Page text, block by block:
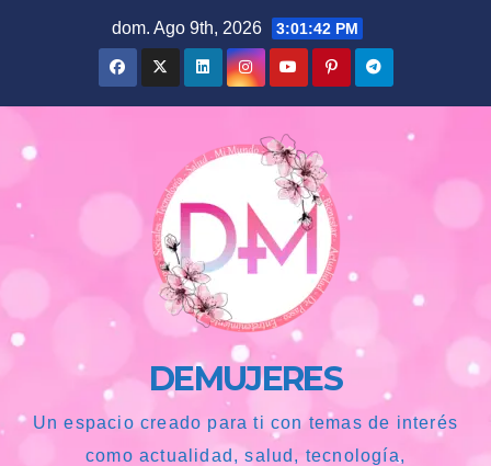
dom. Ago 9th, 2026 3:01:43 PM
DEMUJERES
Un espacio creado para ti con temas de interés
como actualidad, salud, tecnología,